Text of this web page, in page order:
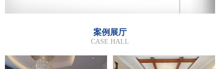
案例展厅
CASE HALL